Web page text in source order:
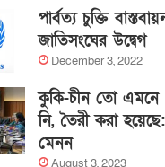
পার্বত্য চুক্তি
জাতিসংঘের উদ্বেগ
December 3, 2022
কুকি-চীন তো
নি, তৈরী করা
মেনন
August 3, 2023